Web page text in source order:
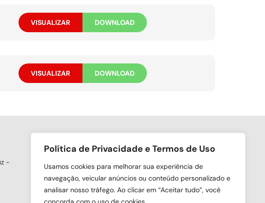
Política de Privacidade e Termos de Uso
Usamos cookies para melhorar sua experiência de
navegação, veicular anúncios ou conteúdo personalizado e
analisar nosso tráfego. Ao clicar em “Aceitar tudo”, você
VISUALIZAR DOWNLOAD
VISUALIZAR DOWNLOAD
-
Siga nas redes sociais